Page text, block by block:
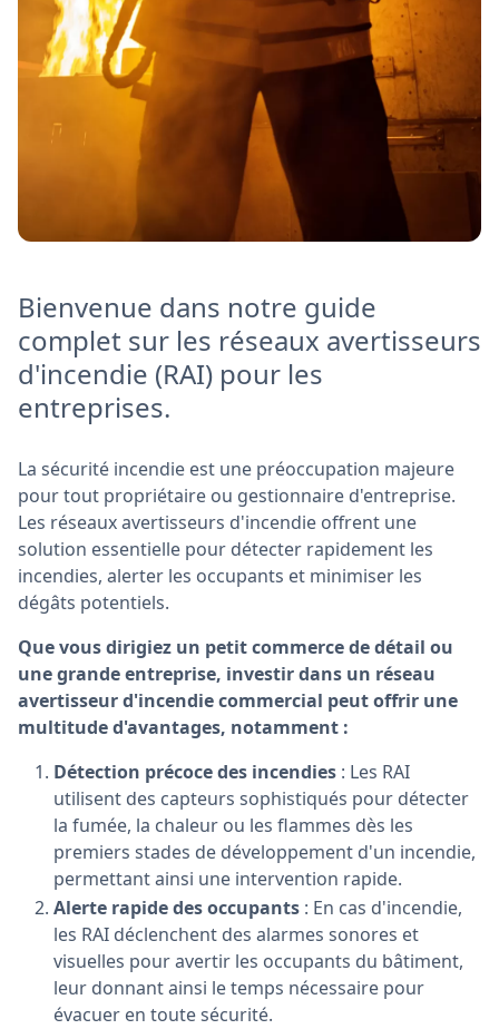
Bienvenue dans notre guide
complet sur les réseaux avertisseurs
d'incendie (RAI) pour les
entreprises.
La sécurité incendie est une préoccupation majeure
pour tout propriétaire ou gestionnaire d'entreprise.
Les réseaux avertisseurs d'incendie offrent une
solution essentielle pour détecter rapidement les
incendies, alerter les occupants et minimiser les
dégâts potentiels.
Que vous dirigiez un petit commerce de détail ou
une grande entreprise, investir dans un réseau
avertisseur d'incendie commercial peut offrir une
multitude d'avantages, notamment :
Détection précoce des incendies : Les RAI
utilisent des capteurs sophistiqués pour détecter
la fumée, la chaleur ou les flammes dès les
premiers stades de développement d'un incendie,
permettant ainsi une intervention rapide.
Alerte rapide des occupants : En cas d'incendie,
les RAI déclenchent des alarmes sonores et
visuelles pour avertir les occupants du bâtiment,
leur donnant ainsi le temps nécessaire pour
évacuer en toute sécurité.